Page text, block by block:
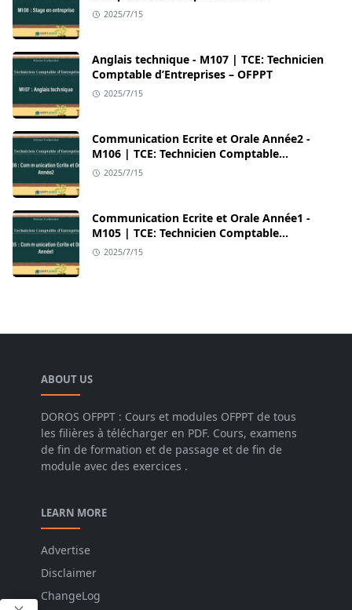
2025/7/15
Anglais technique - M107 | TCE: Technicien
Comptable d’Entreprises – OFPPT
2025/7/15
Communication Ecrite et Orale Année2 -
M106 | TCE: Technicien Comptable
d’Entreprises – OFPPT
2025/7/15
Communication Ecrite et Orale Année1 -
M105 | TCE: Technicien Comptable
d’Entreprises – OFPPT
2025/7/15
ABOUT US
DOROS OFPPT : Cours et modules OFPPT de tous
les filières à télécharger en PDF. Cours, examens
de fin de formation et de passage et de fin de
module avec des exercices .
LEARN MORE
Advertise
Disclaimer
ChangeLog